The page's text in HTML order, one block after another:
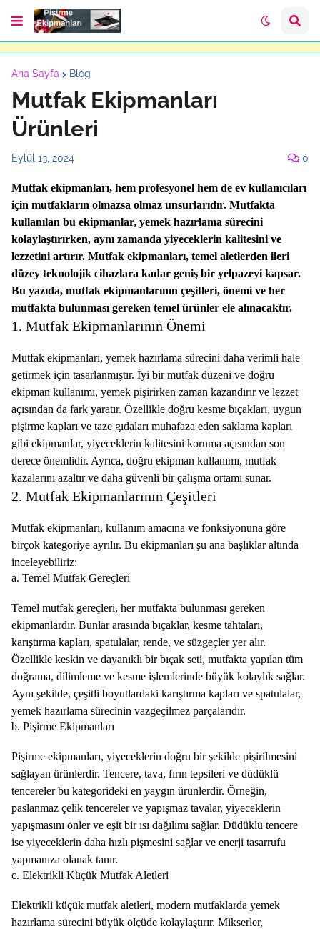
Ana Sayfa Blog
Mutfak Ekipmanları
Ürünleri
Eylül 13, 2024 0
Mutfak ekipmanları, hem profesyonel hem de ev kullanıcıları
için mutfakların olmazsa olmaz unsurlarıdır. Mutfakta
kullanılan bu ekipmanlar, yemek hazırlama sürecini
kolaylaştırırken, aynı zamanda yiyeceklerin kalitesini ve
lezzetini artırır. Mutfak ekipmanları, temel aletlerden ileri
düzey teknolojik cihazlara kadar geniş bir yelpazeyi kapsar.
Bu yazıda, mutfak ekipmanlarının çeşitleri, önemi ve her
mutfakta bulunması gereken temel ürünler ele alınacaktır.
1. Mutfak Ekipmanlarının Önemi
Mutfak ekipmanları, yemek hazırlama sürecini daha verimli hale
getirmek için tasarlanmıştır. İyi bir mutfak düzeni ve doğru
ekipman kullanımı, yemek pişirirken zaman kazandırır ve lezzet
açısından da fark yaratır. Özellikle doğru kesme bıçakları, uygun
pişirme kapları ve taze gıdaları muhafaza eden saklama kapları
gibi ekipmanlar, yiyeceklerin kalitesini koruma açısından son
derece önemlidir. Ayrıca, doğru ekipman kullanımı, mutfak
kazalarını azaltır ve daha güvenli bir çalışma ortamı sunar.
2. Mutfak Ekipmanlarının Çeşitleri
Mutfak ekipmanları, kullanım amacına ve fonksiyonuna göre
birçok kategoriye ayrılır. Bu ekipmanları şu ana başlıklar altında
inceleyebiliriz:
a. Temel Mutfak Gereçleri
Temel mutfak gereçleri, her mutfakta bulunması gereken
ekipmanlardır. Bunlar arasında bıçaklar, kesme tahtaları,
karıştırma kapları, spatulalar, rende, ve süzgeçler yer alır.
Özellikle keskin ve dayanıklı bir bıçak seti, mutfakta yapılan tüm
doğrama, dilimleme ve kesme işlemlerinde büyük kolaylık sağlar.
Aynı şekilde, çeşitli boyutlardaki karıştırma kapları ve spatulalar,
yemek hazırlama sürecinin vazgeçilmez parçalarıdır.
b. Pişirme Ekipmanları
Pişirme ekipmanları, yiyeceklerin doğru bir şekilde pişirilmesini
sağlayan ürünlerdir. Tencere, tava, fırın tepsileri ve düdüklü
tencereler bu kategorideki en yaygın ürünlerdir. Örneğin,
paslanmaz çelik tencereler ve yapışmaz tavalar, yiyeceklerin
yapışmasını önler ve eşit bir ısı dağılımı sağlar. Düdüklü tencere
ise yiyeceklerin daha hızlı pişmesini sağlar ve enerji tasarrufu
yapmanıza olanak tanır.
c. Elektrikli Küçük Mutfak Aletleri
Elektrikli küçük mutfak aletleri, modern mutfaklarda yemek
hazırlama sürecini büyük ölçüde kolaylaştırır. Mikserler,